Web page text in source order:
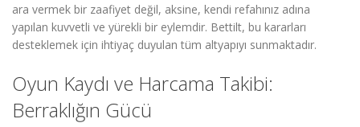
ara vermek bir zaafiyet değil, aksine, kendi refahınız adına
yapılan kuvvetli ve yürekli bir eylemdir. Bettilt, bu kararları
desteklemek için ihtiyaç duyulan tüm altyapıyı sunmaktadır.
Oyun Kaydı ve Harcama Takibi:
Berraklığın Gücü